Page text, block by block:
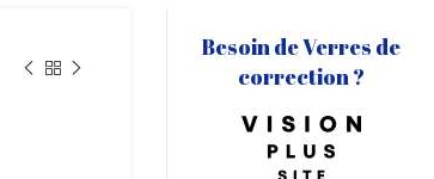
Besoin de Verres de
correction ?